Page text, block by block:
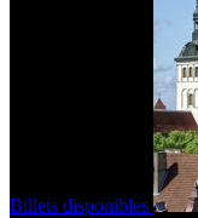
Billets disponibles